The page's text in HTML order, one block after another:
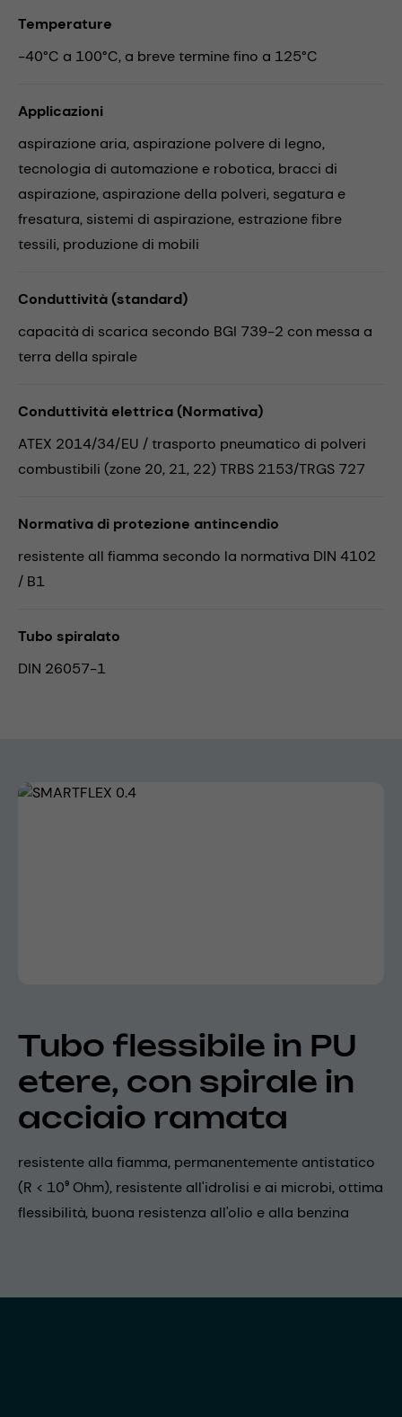
Temperature
-40°C a 100°C, a breve termine fino a 125°C
Applicazioni
aspirazione aria, aspirazione polvere di legno,
tecnologia di automazione e robotica, bracci di
aspirazione, aspirazione della polveri, segatura e
fresatura, sistemi di aspirazione, estrazione fibre
tessili, produzione di mobili
Conduttività (standard)
capacità di scarica secondo BGI 739-2 con messa a
terra della spirale
Conduttività elettrica (Normativa)
ATEX 2014/34/EU / trasporto pneumatico di polveri
combustibili (zone 20, 21, 22) TRBS 2153/TRGS 727
Normativa di protezione antincendio
resistente all fiamma secondo la normativa DIN 4102
/ B1
Tubo spiralato
DIN 26057-1
Skip image gallery
Tubo flessibile in PU
etere, con spirale in
acciaio ramata
resistente alla fiamma, permanentemente antistatico
(R < 10⁹ Ohm), resistente all'idrolisi e ai microbi, ottima
flessibilità, buona resistenza all'olio e alla benzina